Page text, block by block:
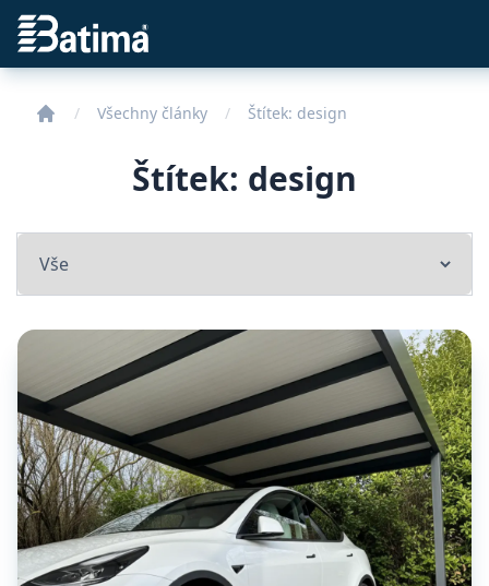
Batima
Všechny články Štítek: design
Štítek: design